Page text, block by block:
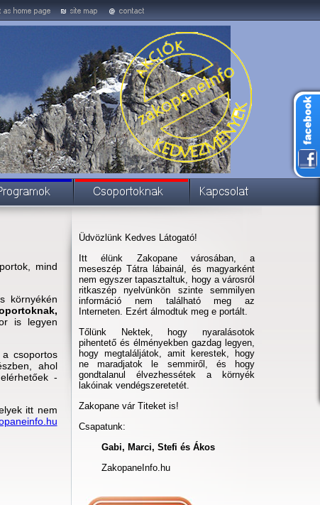
mind
környékén
is legyen
csoportos
ahol
-
itt nem
Üdvözlünk Kedves Látogató!
Itt élünk Zakopane városában, a
meseszép Tátra lábainál, és magyarként
nem egyszer tapasztaltuk, hogy a városról
ritkaszép nyelvünkön szinte semmilyen
információ nem található meg az
Interneten. Ezért álmodtuk meg e portált.
Tőlünk Nektek, hogy nyaralásotok
pihentető és élményekben gazdag legyen,
hogy megtaláljátok, amit kerestek, hogy
ne maradjatok le semmiről, és hogy
gondtalanul élvezhessétek a környék
lakóinak vendégszeretetét.
Zakopane vár Titeket is!
Csapatunk:
Gabi, Marci, Stefi és Ákos
ZakopaneInfo.hu